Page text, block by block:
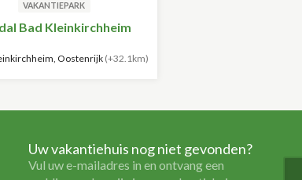
VAKANTIEPARK
Bad Kleinkirchheim
Oostenrijk (+32.1km)
Uw vakantiehuis nog niet gevonden?
Vul uw e-mailadres in en ontvang een